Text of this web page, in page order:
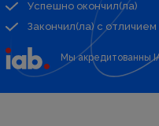
Успешно окончил(ла)
Закончил(ла) с отличием
Мы акредитованны